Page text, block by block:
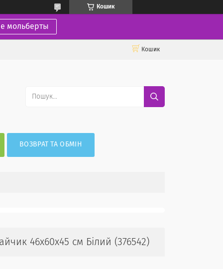
Кошик
мольберты
Кошик
ВОЗВРАТ ТА ОБМІН
46х60х45 см Білий (376542)